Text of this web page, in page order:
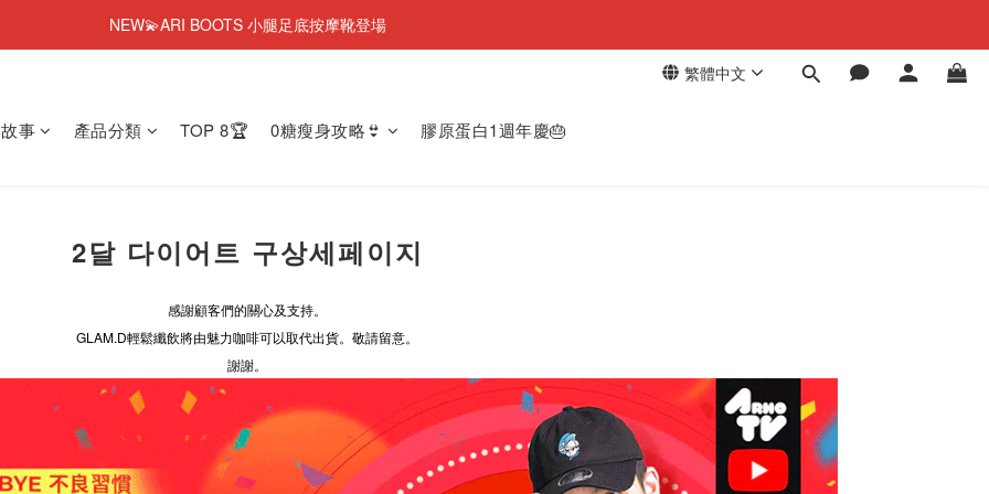
NEW💫ARI BOOTS 小腿足底按摩靴登場
今個夏天零糖輕鬆瘦⭐限時58%OFF＋贈品
NEW💫ARI BOOTS 小腿足底按摩靴登場
繁體中文
事 產品分類 TOP 8🏆 0糖瘦身攻略👙 膠原蛋白1週年慶🎂
2달 다이어트 구상세페이지
感謝顧客們的關心及支持。
GLAM.D輕鬆纖飲將由魅力咖啡可以取代出貨。敬請留意。
謝謝。